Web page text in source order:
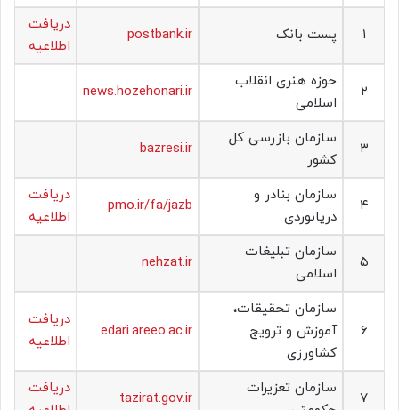
۱ پست بانک postbank.ir
دریافت
اطلاعیه
۲
حوزه هنری انقلاب
اسلامی
news.hozehonari.ir
۳
سازمان بازرسی کل
کشور
bazresi.ir
۴
سازمان بنادر و
دریانوردی
pmo.ir/fa/jazb
دریافت
اطلاعیه
۵
سازمان تبلیغات
اسلامی
nehzat.ir
۶
سازمان تحقیقات،
آموزش و ترویج
کشاورزی
edari.areeo.ac.ir
دریافت
اطلاعیه
۷
سازمان تعزیرات
tazirat.gov.ir
دریافت